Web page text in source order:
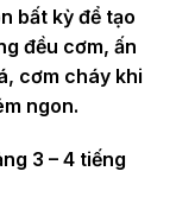
bất kỳ để tạo
đều cơm, ấn
cơm cháy khi
ngon.
3 – 4 tiếng